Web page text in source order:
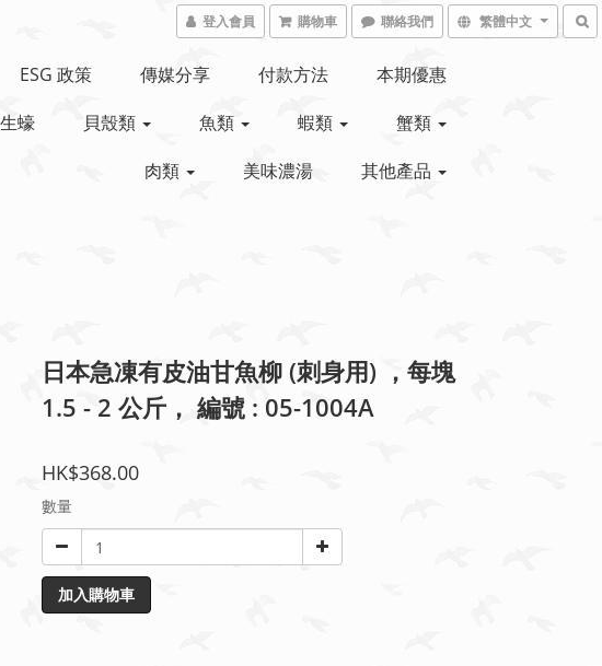
登入會員 購物車 聯絡我們 繁體中文
ESG 政策 傳媒分享 付款方法
本期優惠
生蠔 貝殼類 魚類 蝦類
蟹類
肉類
美味濃湯 其他產品
日本急凍有皮油甘魚柳 (刺身用) ，每塊
1.5 - 2 公斤， 編號 : 05-1004A
HK$368.00
數量
加入購物車